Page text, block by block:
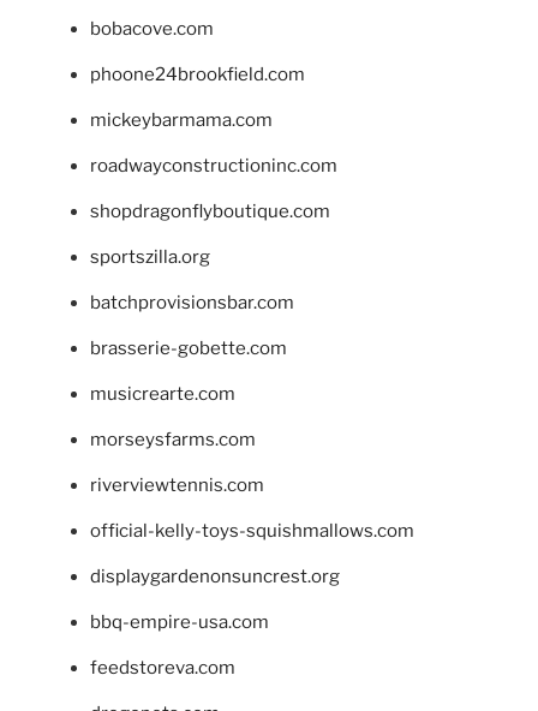
bobacove.com
phoone24brookfield.com
mickeybarmama.com
roadwayconstructioninc.com
shopdragonflyboutique.com
sportszilla.org
batchprovisionsbar.com
brasserie-gobette.com
musicrearte.com
morseysfarms.com
riverviewtennis.com
official-kelly-toys-squishmallows.com
displaygardenonsuncrest.org
bbq-empire-usa.com
feedstoreva.com